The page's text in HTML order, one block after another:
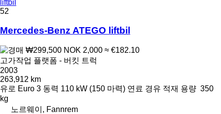
liftbil
52
Mercedes-Benz ATEGO liftbil
₩299,500 NOK 2,000 ≈ €182.10
고가작업 플랫폼 - 버킷 트럭
2003
263,912 km
유로 Euro 3 동력 110 kW (150 마력) 연료 경유 적재 용량 350
kg
노르웨이, Fannrem